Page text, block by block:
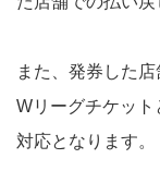
また、発券した
Wリーグチケッ
対応となります。